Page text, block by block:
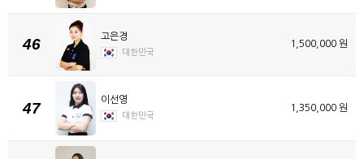
46 고은경
대한민국
1,500,000 원
47 이선영
대한민국
1,350,000 원